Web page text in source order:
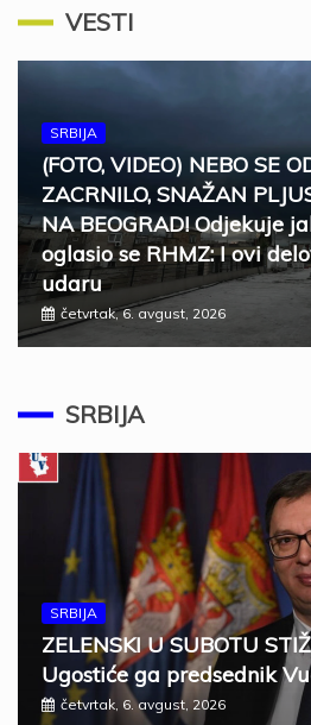
VESTI
SRBIJA
(FOTO, VIDEO) NEBO SE
ZACRNILO, SNAŽAN
NA BEOGRAD! Odjekuje
oglasio se RHMZ: I ovi
udaru
četvrtak, 6. avgust, 2026
SRBIJA
SRBIJA
ZELENSKI U SUBOTU
Ugostiće ga predsednik
četvrtak, 6. avgust, 2026